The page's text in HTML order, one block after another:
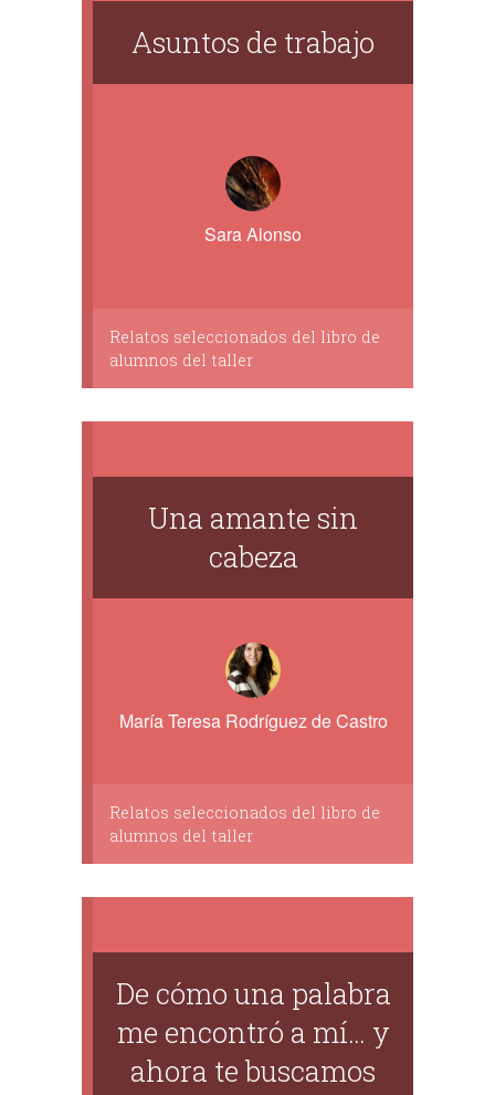
Asuntos de trabajo
Sara Alonso
Relatos seleccionados del libro de
alumnos del taller
Una amante sin
cabeza
María Teresa Rodríguez de Castro
Relatos seleccionados del libro de
alumnos del taller
De cómo una palabra
me encontró a mí… y
ahora te buscamos